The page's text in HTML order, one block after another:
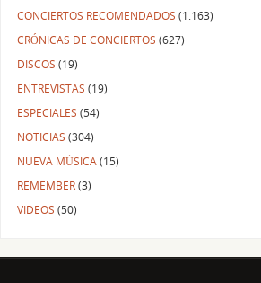
CONCIERTOS RECOMENDADOS (1.163)
CRÓNICAS DE CONCIERTOS (627)
DISCOS (19)
ENTREVISTAS (19)
ESPECIALES (54)
NOTICIAS (304)
NUEVA MÚSICA(15)
REMEMBER(3)
VIDEOS (50)